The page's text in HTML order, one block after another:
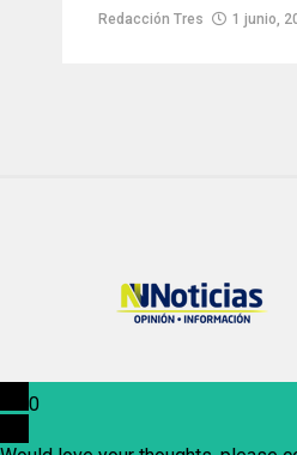
Redacción Tres 1 junio,
0